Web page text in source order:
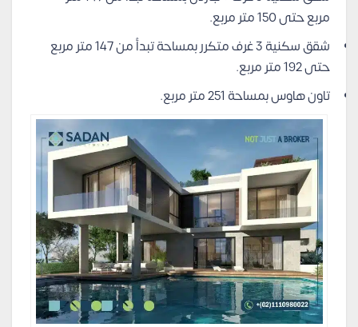
مربع حتى 150 متر مربع.
شقق سكنية 3 غرف متكرر بمساحة تبدأ من 147 متر مربع
حتى 192 متر مربع.
تاون هاوس بمساحة 251 متر مربع.